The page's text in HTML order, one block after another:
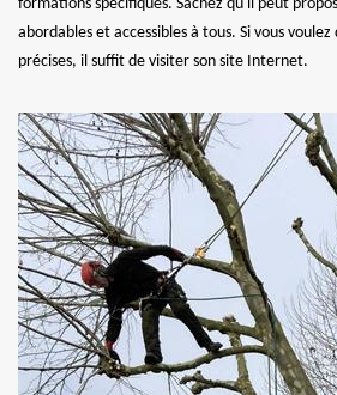
formations spécifiques. Sachez qu'il peut
abordables et accessibles à tous. Si vous
précises, il suffit de visiter son site Internet.